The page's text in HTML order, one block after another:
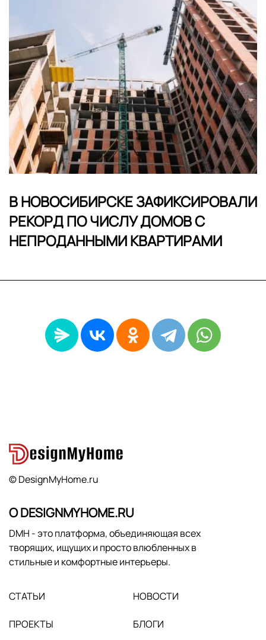
В НОВОСИБИРСКЕ ЗАФИКСИРОВАЛИ
РЕКОРД ПО ЧИСЛУ ДОМОВ С
НЕПРОДАННЫМИ КВАРТИРАМИ
© DesignMyHome.ru
О DESIGNMYHOME.RU
DMH - это платформа, объединяющая всех
творящих, ищущих и просто влюбленных в
стильные и комфортные интерьеры.
СТАТЬИ НОВОСТИ
ПРОЕКТЫ БЛОГИ